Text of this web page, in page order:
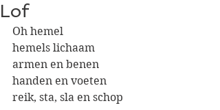
Lof
Oh hemel
hemels lichaam
armen en benen
handen en voeten
reik, sta, sla en schop